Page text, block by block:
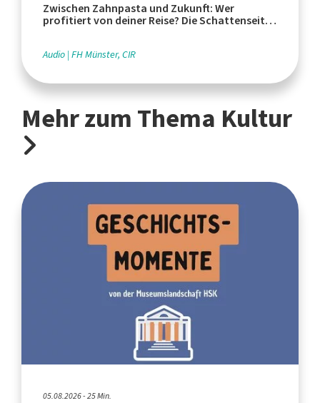
Zwischen Zahnpasta und Zukunft: Wer
profitiert von deiner Reise? Die Schattenseiten
Audio FH Münster, CIR
Mehr zum Thema Kultur
05.08.2026 - 25 Min.